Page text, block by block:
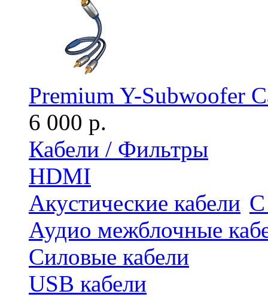
Premium Y-Subwoofer
6 000 р.
Кабели / Фильтры
HDMI
Акустические кабели С
Аудио межблочные
Силовые кабели
USB кабели